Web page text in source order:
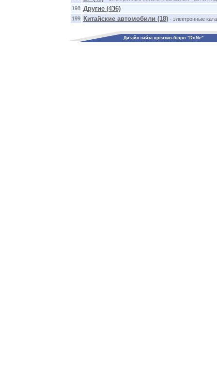
198 Другие (436) -
199
Китайские автомобили (18) - электронные
Дизайн сайта креатив-бюро "DoNe"